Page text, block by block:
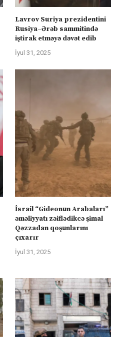
Lavrov Suriya prezidentini
Rusiya–Ərəb sammitində
iştirak etməyə dəvət edib
İyul 31, 2025
İsrail “Gideonun Arabaları”
əməliyyatı zəiflədikcə şimal
Qəzzadan qoşunlarını
çıxarır
İyul 31, 2025